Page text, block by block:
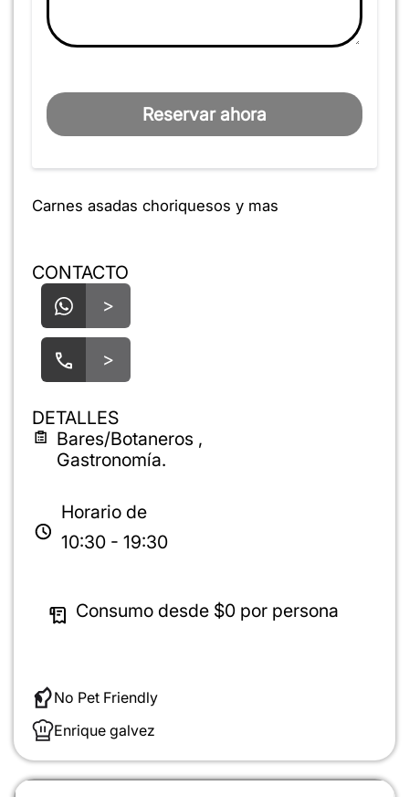
Reservar ahora
Carnes asadas choriquesos y mas
CONTACTO
>
>
DETALLES
Bares/Botaneros ,
Gastronomía.
Horario de
10:30 - 19:30
Consumo desde $0 por persona
No Pet Friendly
Enrique galvez